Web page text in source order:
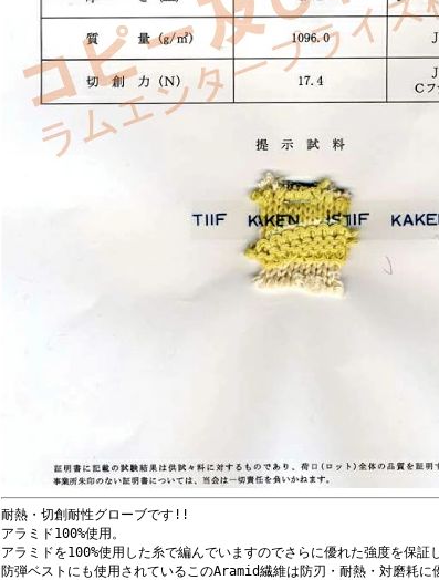
耐熱・切創耐性グローブです!!
アラミド100%使用。
アラミドを100%使用した糸で編んでいますのでさらに優れた強度を保証
防弾ベストにも使用されているこのAramid繊維は防刃・耐熱・対磨耗に